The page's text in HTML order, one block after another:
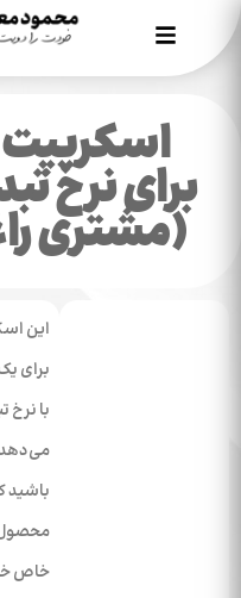
برای نرخ
(مشتری
این
برای
با نرخ
باشید
خاص